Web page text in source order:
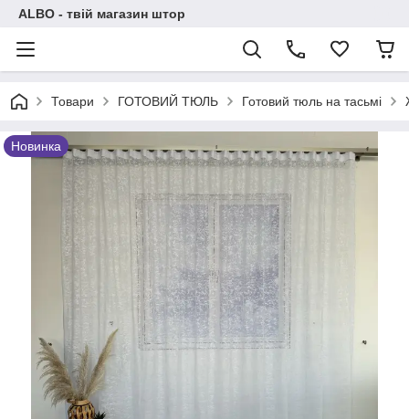
ALBO - твій магазин штор
Товари ГОТОВИЙ ТЮЛЬ Готовий тюль на тасьмі
Новинка